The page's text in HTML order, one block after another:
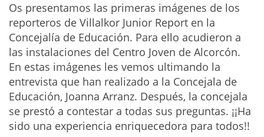
Os presentamos las primeras imágenes de los
reporteros de Villalkor Junior Report en la
Concejalía de Educación. Para ello acudieron a
las instalaciones del Centro Joven de Alcorcón.
En estas imágenes les vemos ultimando la
entrevista que han realizado a la Concejala de
Educación, Joanna Arranz. Después, la concejala
se prestó a contestar a todas sus preguntas. ¡¡Ha
sido una experiencia enriquecedora para todos!!